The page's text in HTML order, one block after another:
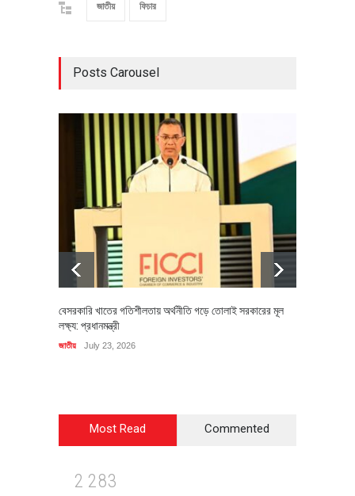
জাতীয় ফিচার
Posts Carousel
বেসরকারি খাতের গতিশীলতায় অর্থনীতি গড়ে তোলাই সরকারের মূল
লক্ষ্য: প্রধানমন্ত্রী
জাতীয় July 23, 2026
Most Read Commented
2 283